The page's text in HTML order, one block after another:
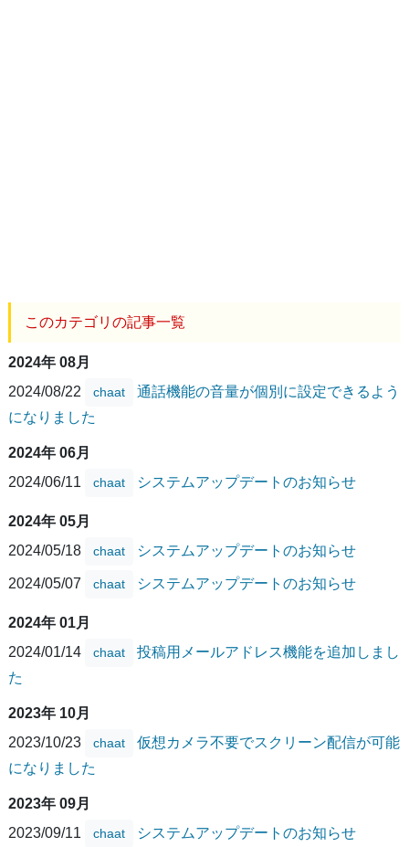
このカテゴリの記事一覧
2024年 08月
2024/08/22
chaat
通話機能の音量が個別に設定できるよう
になりました
2024年 06月
2024/06/11
chaat システムアップデートのお知らせ
2024年 05月
2024/05/18
chaat システムアップデートのお知らせ
2024/05/07 chaat システムアップデートのお知らせ
2024年 01月
2024/01/14
chaat
投稿用メールアドレス機能を追加しまし
た
2023年 10月
2023/10/23
chaat
仮想カメラ不要でスクリーン配信が可能
になりました
2023年 09月
2023/09/11
chaat システムアップデートのお知らせ